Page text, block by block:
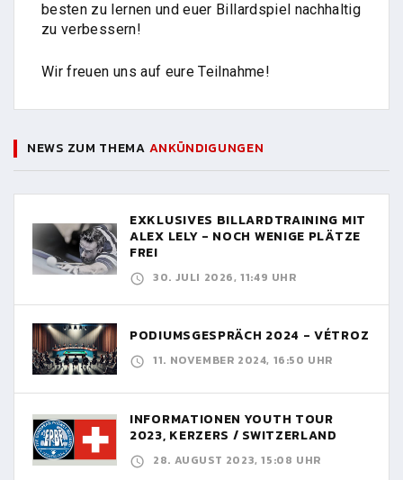
besten zu lernen und euer Billardspiel nachhaltig
zu verbessern!
Wir freuen uns auf eure Teilnahme!
NEWS ZUM THEMA ANKÜNDIGUNGEN
EXKLUSIVES BILLARDTRAINING MIT
ALEX LELY - NOCH WENIGE PLÄTZE
FREI
30. JULI 2026, 11:49 UHR
PODIUMSGESPRÄCH 2024 - VÉTROZ
11. NOVEMBER 2024, 16:50 UHR
INFORMATIONEN YOUTH TOUR
2023, KERZERS / SWITZERLAND
28. AUGUST 2023, 15:08 UHR